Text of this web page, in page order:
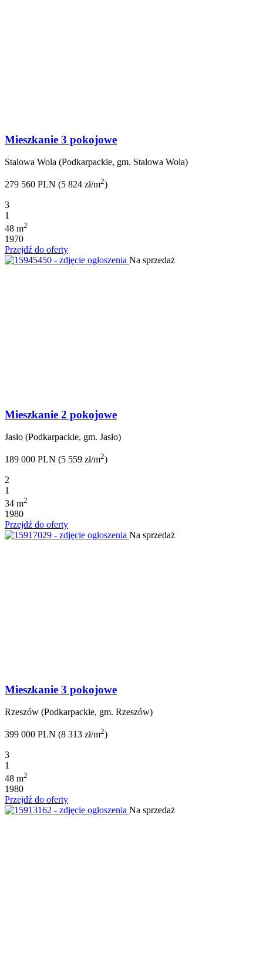
Mieszkanie 3 pokojowe
Stalowa Wola (Podkarpackie, gm. Stalowa Wola)
279 560 PLN (5 824 zł/m2)
3
1
48 m2
1970
Przejdź do oferty
Na sprzedaż
Mieszkanie 2 pokojowe
Jasło (Podkarpackie, gm. Jasło)
189 000 PLN (5 559 zł/m2)
2
1
34 m2
1980
Przejdź do oferty
Na sprzedaż
Mieszkanie 3 pokojowe
Rzeszów (Podkarpackie, gm. Rzeszów)
399 000 PLN (8 313 zł/m2)
3
1
48 m2
1980
Przejdź do oferty
Na sprzedaż